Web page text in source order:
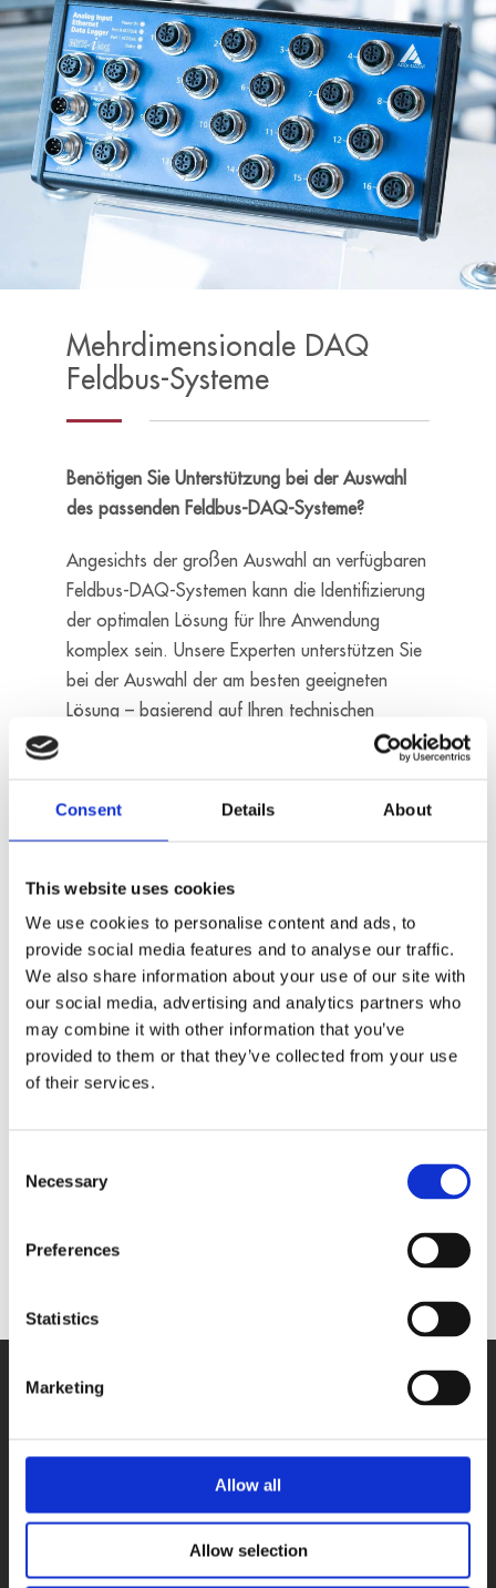
Consent Details About
This website uses cookies
We use cookies to personalise content and ads, to
provide social media features and to analyse our traffic.
We also share information about your use of our site with
our social media, advertising and analytics partners who
may combine it with other information that you’ve
provided to them or that they’ve collected from your use
of their services.
Selection
Necessary
Preferences
Statistics
Marketing
Allow all
Allow selection
Mehrdimensionale DAQ
Feldbus-Systeme
Benötigen Sie Unterstützung bei der Auswahl
des passenden Feldbus-DAQ-Systeme?
Angesichts der großen Auswahl an verfügbaren
Feldbus-DAQ-Systemen kann die Identifizierung
der optimalen Lösung für Ihre Anwendung
komplex sein. Unsere Experten unterstützen Sie
bei der Auswahl der am besten geeigneten
Lösung – basierend auf Ihren technischen
Ethernet
MSX-E3017
24V digitaler
Triggereingang
- 1 Zählereingang
- 4 analoge Eingänge,
diff, 24-bit
- 2 digitale E/A
Dehnungsmessstreifen,
PRODUKTE
PC-Karten
Feldbus-Systeme